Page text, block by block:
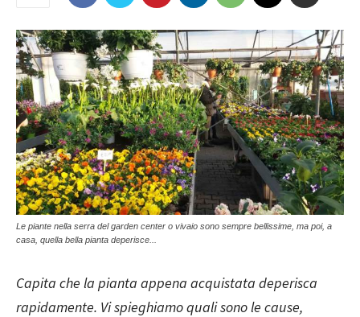
Le piante nella serra del garden center o vivaio sono sempre bellissime, ma poi, a
casa, quella bella pianta deperisce...
Capita che la pianta appena acquistata deperisca
rapidamente. Vi spieghiamo quali sono le cause,